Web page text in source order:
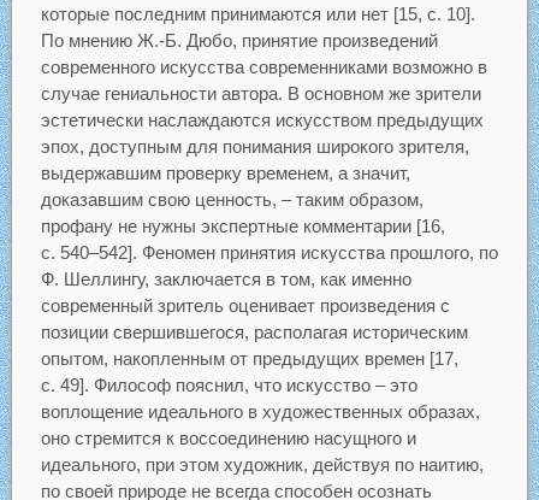
которые последним принимаются или нет [15, c. 10].
По мнению Ж.-Б. Дюбо, принятие произведений
современного искусства современниками возможно в
случае гениальности автора. В основном же зрители
эстетически наслаждаются искусством предыдущих
эпох, доступным для понимания широкого зрителя,
выдержавшим проверку временем, а значит,
доказавшим свою ценность, – таким образом,
профану не нужны экспертные комментарии [16,
с. 540–542]. Феномен принятия искусства прошлого, по
Ф. Шеллингу, заключается в том, как именно
современный зритель оценивает произведения с
позиции свершившегося, располагая историческим
опытом, накопленным от предыдущих времен [17,
c. 49]. Философ пояснил, что искусство – это
воплощение идеального в художественных образах,
оно стремится к воссоединению насущного и
идеального, при этом художник, действуя по наитию,
по своей природе не всегда способен осознать